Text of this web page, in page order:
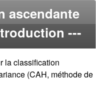
ascendante
---
la classification
(CAH, méthode de